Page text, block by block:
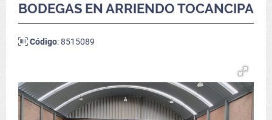
BODEGAS EN ARRIENDO TOCANCIPA
Código: 8515089